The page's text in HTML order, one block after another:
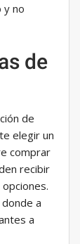
y no
de
de
elegir un
comprar
recibir
a
a